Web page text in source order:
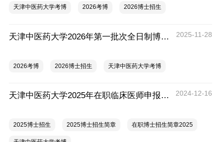
天津中医药大学考博 2026考博 2026博士招生
天津中医药大学2026年第一批次全日制博士研究生招生简章 2025-11-28
2026考博 2026博士招生 天津中医药大学考博
天津中医药大学2025年在职临床医师申报中医博士专业学位招生简章 2024-12-16
2025博士招生 2025博士招生简章 在职博士招生简章2025